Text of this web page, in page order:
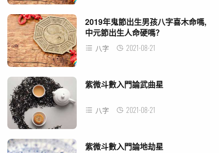
2019年鬼節出生男孩八字喜木命嗎,
中元節出生人命硬嗎？
八字 2021-08-21
紫微斗數入門論武曲星
八字 2021-08-21
紫微斗數入門論地劫星